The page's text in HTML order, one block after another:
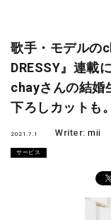
歌手・モデルの
DRESSY』連載
chayさんの結婚
下ろしカットも。
2021.7.1 Writer:mii
サービス